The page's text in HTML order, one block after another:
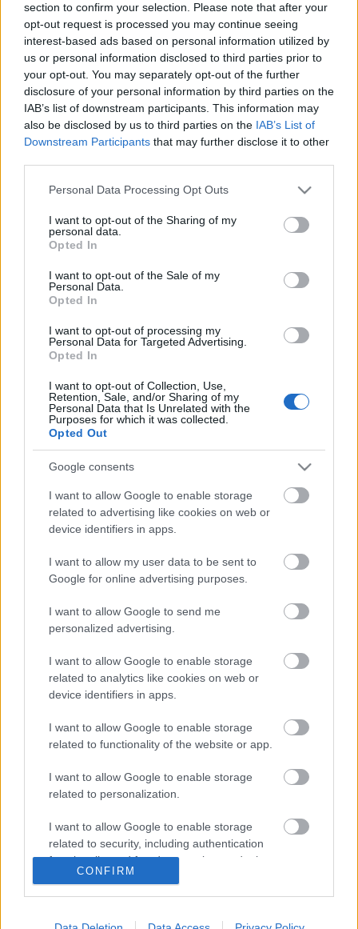
section to confirm your selection. Please note that after your
opt-out request is processed you may continue seeing
interest-based ads based on personal information utilized by
us or personal information disclosed to third parties prior to
your opt-out. You may separately opt-out of the further
disclosure of your personal information by third parties on the
IAB’s list of downstream participants. This information may
also be disclosed by us to third parties on the IAB’s List of
Downstream Participants that may further disclose it to other
Please note that this website/app uses one or more Google
not limited to your visit or usage behaviour. You may click to
grant or deny consent to Google and its third-party tags to
use your data for below specified purposes in below Google
consent section.
Personal Data Processing Opt Outs
I want to opt-out of the Sharing of my
personal data.
Opted In
I want to opt-out of the Sale of my
Personal Data.
Opted In
I want to opt-out of processing my
Personal Data for Targeted Advertising.
Opted In
I want to opt-out of Collection, Use,
Retention, Sale, and/or Sharing of my
Personal Data that Is Unrelated with the
Purposes for which it was collected.
Opted Out
Google consents
I want to allow Google to enable storage
related to advertising like cookies on web or
device identifiers in apps.
I want to allow my user data to be sent to
Google for online advertising purposes.
I want to allow Google to send me
personalized advertising.
I want to allow Google to enable storage
related to analytics like cookies on web or
device identifiers in apps.
I want to allow Google to enable storage
related to functionality of the website or app.
I want to allow Google to enable storage
related to personalization.
I want to allow Google to enable storage
related to security, including authentication
functionality and fraud prevention, and other
user protection.
CONFIRM
önmagad, határozza el Peer, és ezt ilyen-olyan
kerülőkkel, be is tartja. Gyabronka a figurának ezt az
öntudatos (és becsületesen simlis) vonását jól hozza.
Még az is kiderül, hogy ez nem elég: aki csak
önmaga akar lenni, az elveszíti önmagát is - mert
lemond a közösség, a másik, az emberek gazdagító
(fáradtságot igénylő) kapcsolatáról. Mondom, ezen a
szinten működik a beszédszínház. Ami itt tán arról
aminek kedvez a jelen.
Zsótér minimalista színházra törekszik, vagyis a
játék csak elvont, utalásszerű lehet, ami egyfelől jó,
van, mivel a figura (és a darab) sokszínűsége nem
bomlik ki. Például hogyan függ össze a hazudozás a
hogy vajon a fjordok tisztasága (Solvejg) iránti vágy
Peer öregkori gyengesége, vagy valami, ami életben
tartotta életben, hogy elementárisan sokértelmű,
hogy a mindenkori néző csak kapkodhatja a fejét,
azt hiszi érti, közben csak viszi magával az a
bizonyos valami. Az, ami itt hiányzik.
Csákányi Eszter (Aase) az első rész sztárja, szépen
csinálja, az ő szavai nyomán megnyílik a hegy,
megjelenik a szarvas, látjuk a gyermek Peert. Pedig
neki is csak mondani szabad a szerep szövegét.
most is bizonyította nagy tehetségét, pedig nem volt
könnyű dolga, akrobatikus tekeredésben lopja ki
Roland (Gomböntő) jó hang, nagyon jelen van az
összjátékban - más kérdés, hogy nem értem, miért
egyéniség, amivel bírja is a darab ívét. Pontos, mint
mindig.
Bár tudom, hogy avantgarde színházban vagyok,
nekem kicsit sok volt a fütyiből a színpadon (például
az utolsó kép Papja is áttetsző tüllben lengeti, amije
van...) Kevesebb jobb lett volna. Jelentésileg, úgy
értem. Amúgy: nehéz ügy ez a kvázi-mesejáték.
ALMÁSI MIKLÓS